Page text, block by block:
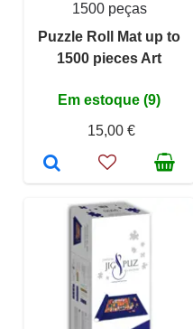
1500 peças
Puzzle Roll Mat up to
1500 pieces Art
Em estoque (9)
15,00 €